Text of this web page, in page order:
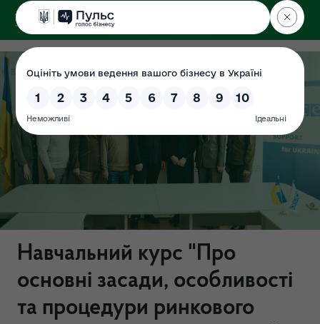
ДЕРЖЕКОІНСПЕКЦІЯ
Навчальний курс "Про
основні засади, особливості
та процедури ринкового